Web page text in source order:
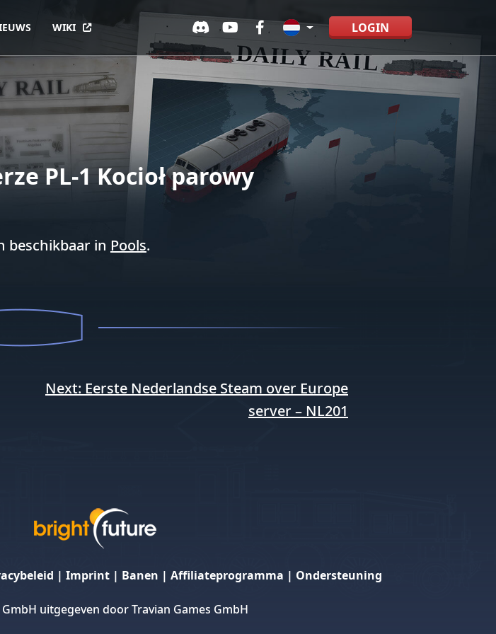
WIKI LOGIN
PL-1 Kocioł parowy
beschikbaar in Pools.
Next: Eerste Nederlandse Steam over Europe
server – NL201
| Imprint| Banen | Affiliateprogramma | Ondersteuning
uitgegeven door Travian Games GmbH